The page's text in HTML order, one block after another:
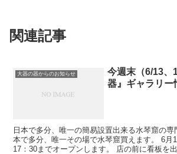
関連記事
大器の器からのお知らせ
今週末（6/13、
器』ギャラリー
日本で多分、唯一の簡易設置出来る水琴窟の専
本で多分、唯一その場で水琴窟買えます。 6月
17：30までオープンします。 店の前に看板を